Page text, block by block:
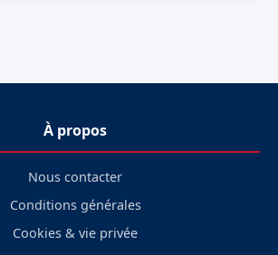
À propos
Nous contacter
Conditions générales
Cookies & vie privée